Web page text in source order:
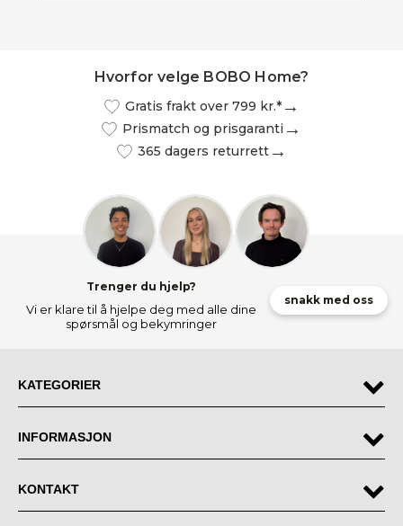
Hvorfor velge BOBO Home?
Gratis frakt over 799 kr.*
Prismatch og prisgaranti
365 dagers returrett
Trenger du hjelp?
Vi er klare til å hjelpe deg med alle dine
spørsmål og bekymringer
snakk med oss
KATEGORIER
INFORMASJON
KONTAKT